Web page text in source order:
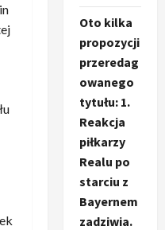
Oto kilka
propozycji
przeredag
owanego
tytułu: 1.
Reakcja
piłkarzy
Realu po
starciu z
Bayernem
zadziwia.